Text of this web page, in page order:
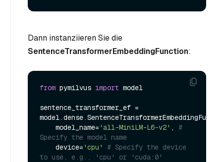
Dann instanziieren Sie die
SentenceTransformerEmbeddingFunction:
from pymilvus import model
sentence_transformer_ef =
    model_name=
'all-MiniLM-L6-v2' , #
Specify the model name
    device=
'cpu'
# Specify the device
to use, e.g., 'cpu' or 'cuda:0'